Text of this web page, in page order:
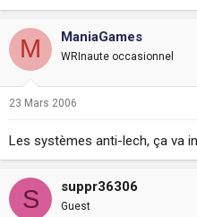
M ManiaGames
WRInaute occasionnel
23 Mars 2006
Les systèmes anti-lech, ça va
S suppr36306
Guest